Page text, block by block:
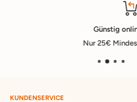
Günstig online
Nur 25€
KUNDENSERVICE